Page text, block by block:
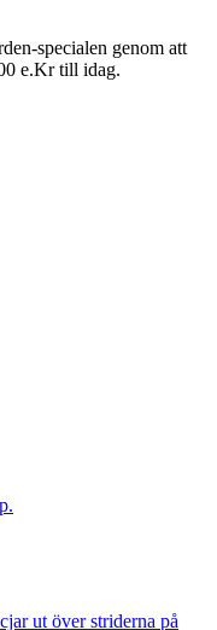
specialen genom att
e.Kr till idag.